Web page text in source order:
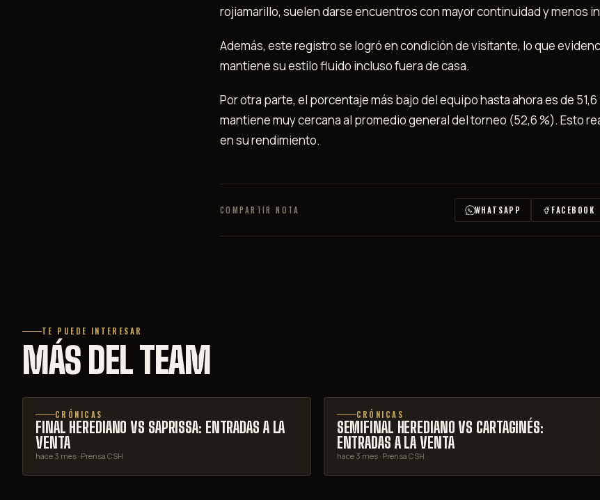
rojiamarillo, suelen darse encuentros con mayor continuidad y menos
Además, este registro se logró en condición de visitante, lo que
mantiene su estilo fluido incluso fuera de casa.
Por otra parte, el porcentaje más bajo del equipo hasta ahora es de 51,6
mantiene muy cercana al promedio general del torneo (52,6 %). Esto
en su rendimiento.
COMPARTIR NOTA WHATSAPP FACEBOOK
TE PUEDE INTERESAR
MÁS DEL TEAM
CRÓNICAS
FINAL HEREDIANO VS SAPRISSA: ENTRADAS A LA
VENTA
hace 3 mes · Prensa CSH
CRÓNICAS
SEMIFINAL HEREDIANO VS CARTAGINÉS:
ENTRADAS A LA VENTA
hace 3 mes· Prensa CSH